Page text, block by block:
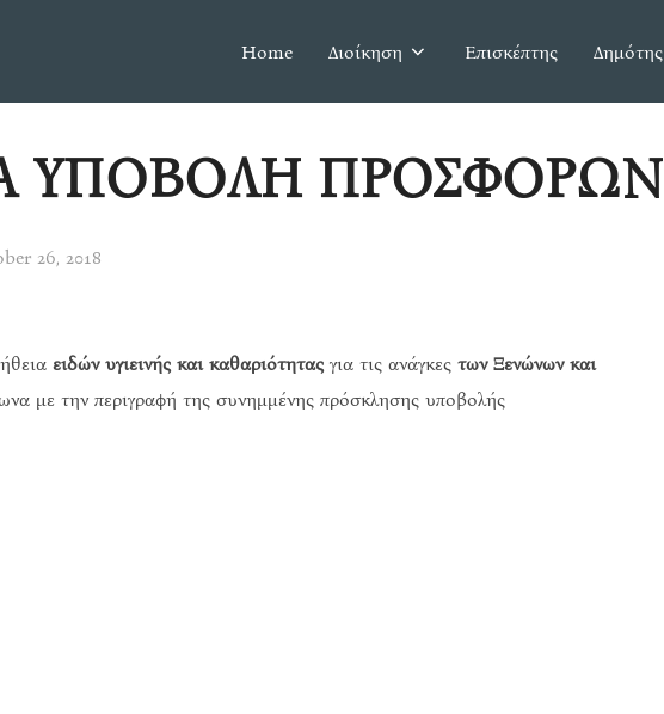
Home Διοίκηση Επισκέπτης Δημότης
ΥΠΟΒΟΛΗ ΠΡΟΣΦΟΡΩΝ
26, 2018
ειδών υγιεινής και καθαριότητας για τις ανάγκες των Ξενώνων και
με την περιγραφή της συνημμένης πρόσκλησης υποβολής